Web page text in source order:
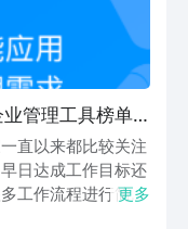
管理工具榜单
直以来都比较关注
日达成工作目标还
工作流程进行简化
成既定任务。今天
更多